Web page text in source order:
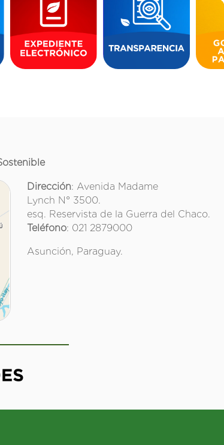
Dirección: Avenida Madame
Lynch N° 3500.
esq. Reservista de la Guerra del Chaco.
Teléfono: 021 2879000
Asunción, Paraguay.